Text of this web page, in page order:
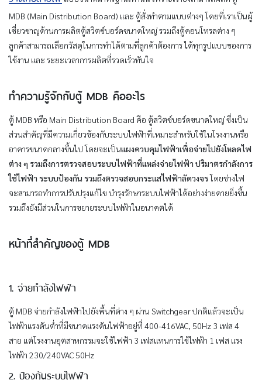
MDB (Main Distribution Board) และ ตู้สั่งทำตามแบบต่างๆ โดยที่เราเป็นผู้
เชี่ยวชาญด้านการผลิตตู้สวิตช์บอร์ดขนาดใหญ่ รวมถึงตู้คอนโทรลต่าง ๆ
ลูกค้าสามารถเลือกวัสดุในการทำได้ตามที่ลูกค้าต้องการ ได้ทุกรูปแบบของการ
ใช้งาน และ ระยะเวลาการผลิตที่รวดเร็วทันใจ
ทำความรู้จักกับตู้ MDB คืออะไร
ตู้ MDB หรือ Main Distribution Board คือ ตู้สวิตช์บอร์ดขนาดใหญ่ ซึ่งเป็น
ส่วนสำคัญที่มีความเกี่ยวข้องกับระบบไฟฟ้าที่เหมาะสำหรับใช้ในโรงงานหรือ
อาคารขนาดกลางขึ้นไป โดยจะเป็นแผงควบคุมไฟฟ้าเพื่อจ่ายไปยังโหลดไฟ
ต่าง ๆ รวมถึงการตรวจสอบระบบไฟฟ้าที่แหล่งจ่ายไฟฟ้า ปริมาตรกำลังการ
ใช้ไฟฟ้า ระบบป้องกัน รวมถึงตรวจสอบกระแสไฟฟ้าลัดวงจรโดยช่างไฟ
จะสามารถทำการปรับปรุงแก้ไข บำรุงรักษาระบบไฟฟ้าได้อย่างง่ายดายยิ่งขึ้น
รวมถึงยังมีส่วนในการขยายระบบไฟฟ้าในอนาคตได้
หน้าที่สำคัญของตู้ MDB
1. จ่ายกำลังไฟฟ้า
ตู้ MDB จ่ายกำลังไฟฟ้าไปยังพื้นที่ต่าง ๆ ผ่าน Switchgear ปกติแล้วจะเป็น
ไฟฟ้าแรงดันต่ำที่มีขนาดแรงดันไฟฟ้าอยู่ที่ 400-416VAC, 50Hz 3 เฟส 4
สาย แต่โรงงานอุตสาหกรรมจะใช้ไฟฟ้า 3 เฟสแทนการใช้ไฟฟ้า 1 เฟส แรง
ไฟฟ้า 230/240VAC 50Hz
2. ป้องกันระบบไฟฟ้า